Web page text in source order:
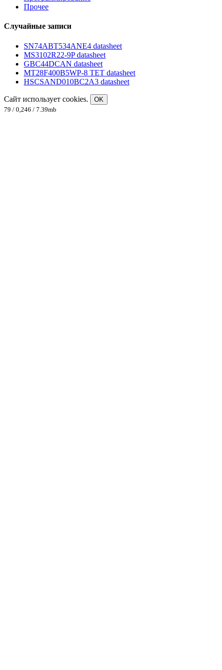
Прочее
Случайные записи
SN74ABT534ANE4 datasheet
MS3102R22-9P datasheet
GBC44DCAN datasheet
MT28F400B5WP-8 TET datasheet
HSCSAND010BC2A3 datasheet
Сайт использует cookies.
OK
79 / 0,246 / 7.39mb